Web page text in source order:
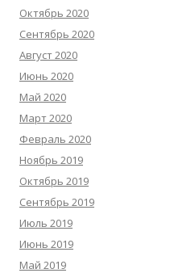
Октябрь 2020
Сентябрь 2020
Август 2020
Июнь 2020
Май 2020
Март 2020
Февраль 2020
Ноябрь 2019
Октябрь 2019
Сентябрь 2019
Июль 2019
Июнь 2019
Май 2019